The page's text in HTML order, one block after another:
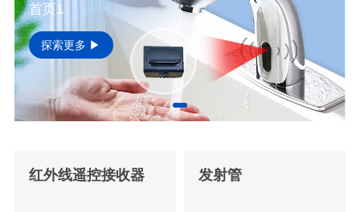
首页1
探索更多 ▶
红外线遥控接收器 发射管